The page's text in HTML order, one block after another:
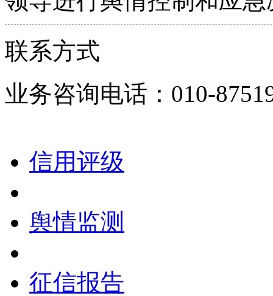
联系方式
业务咨询电话：010-
信用评级
舆情监测
征信报告